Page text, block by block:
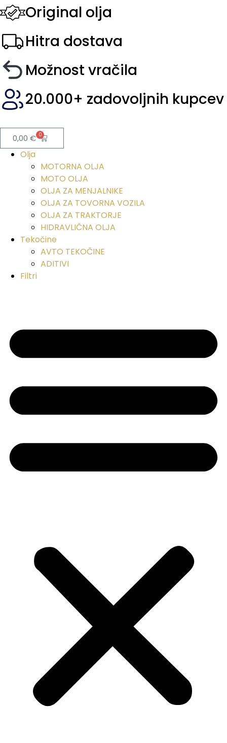
Original olja
Hitra dostava
Možnost vračila
20.000+ zadovoljnih kupcev
0,00 € 0
Olja
MOTORNA OLJA
MOTO OLJA
OLJA ZA MENJALNIKE
OLJA ZA TOVORNA VOZILA
OLJA ZA TRAKTORJE
HIDRAVLIČNA OLJA
Tekočine
AVTO TEKOČINE
ADITIVI
Filtri